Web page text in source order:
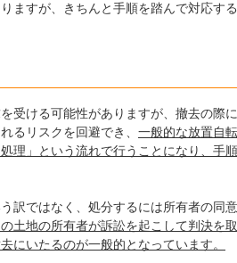
ますが、きちんと手順を踏んで対応する
受ける可能性がありますが、撤去の際に
るリスクを回避でき、 一般的な放置自転
理」という流れで行うことになり、手順
訳ではなく、処分するには所有者の同意
土地の所有者が訴訟を起こして判決を取
にいたるのが一般的となっています。